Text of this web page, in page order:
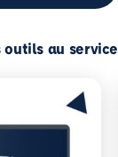
outils au